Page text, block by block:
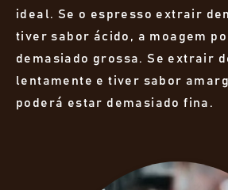
ideal. Se o espresso extrair
tiver sabor ácido, a moagem
demasiado grossa. Se extrair
lentamente e tiver sabor
poderá estar demasiado fina.